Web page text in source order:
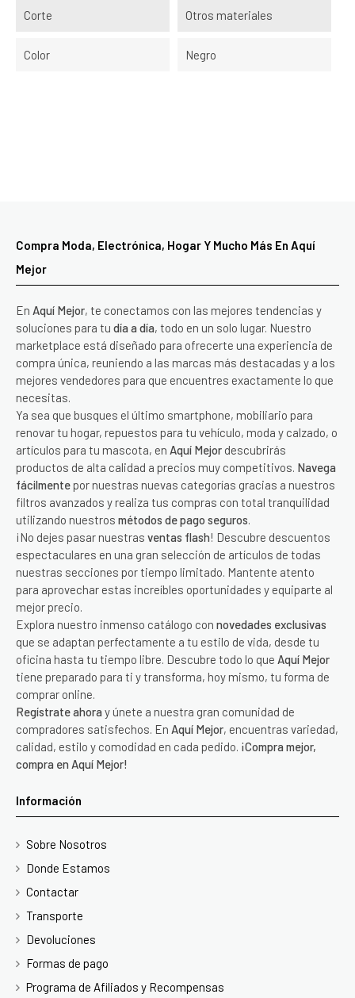
Corte Otros materiales
Color Negro
Compra Moda, Electrónica, Hogar Y Mucho Más En Aquí
Mejor
En Aquí Mejor, te conectamos con las mejores tendencias y
soluciones para tu día a día, todo en un solo lugar. Nuestro
marketplace está diseñado para ofrecerte una experiencia de
compra única, reuniendo a las marcas más destacadas y a los
mejores vendedores para que encuentres exactamente lo que
necesitas.
Ya sea que busques el último smartphone, mobiliario para
renovar tu hogar, repuestos para tu vehículo, moda y calzado, o
artículos para tu mascota, en Aquí Mejor descubrirás
productos de alta calidad a precios muy competitivos. Navega
fácilmente por nuestras nuevas categorías gracias a nuestros
filtros avanzados y realiza tus compras con total tranquilidad
utilizando nuestros métodos de pago seguros.
¡No dejes pasar nuestras ventas flash! Descubre descuentos
espectaculares en una gran selección de artículos de todas
nuestras secciones por tiempo limitado. Mantente atento
para aprovechar estas increíbles oportunidades y equiparte al
mejor precio.
Explora nuestro inmenso catálogo con novedades exclusivas
que se adaptan perfectamente a tu estilo de vida, desde tu
oficina hasta tu tiempo libre. Descubre todo lo que Aquí Mejor
tiene preparado para ti y transforma, hoy mismo, tu forma de
comprar online.
Regístrate ahora y únete a nuestra gran comunidad de
compradores satisfechos. En Aquí Mejor, encuentras variedad,
calidad, estilo y comodidad en cada pedido. ¡Compra mejor,
compra en Aquí Mejor!
Información
Sobre Nosotros
Donde Estamos
Contactar
Transporte
Devoluciones
Formas de pago
Programa de Afiliados y Recompensas